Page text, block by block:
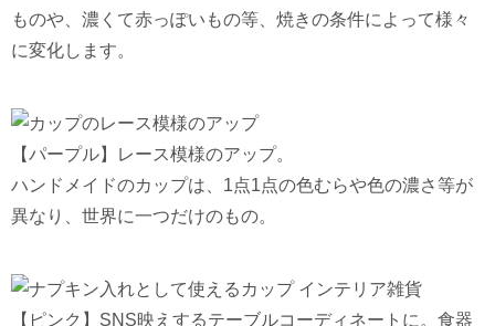
ものや、濃くて赤っぽいもの等、焼きの条件によって様々
に変化します。
【パープル】レース模様のアップ。
ハンドメイドのカップは、1点1点の色むらや色の濃さ等が
異なり、世界に一つだけのもの。
【ピンク】SNS映えするテーブルコーディネートに。食器